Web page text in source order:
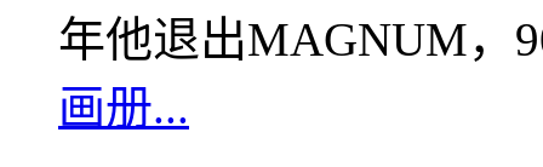
年他退出MAGNUM，
画册...